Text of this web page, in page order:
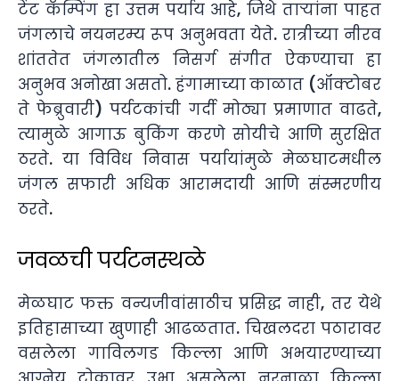
टेंट कॅम्पिंग हा उत्तम पर्याय आहे, जिथे ताऱ्यांना पाहत
जंगलाचे नयनरम्य रूप अनुभवता येते. रात्रीच्या नीरव
शांततेत जंगलातील निसर्ग संगीत ऐकण्याचा हा
अनुभव अनोखा असतो. हंगामाच्या काळात (ऑक्टोबर
ते फेब्रुवारी) पर्यटकांची गर्दी मोठ्या प्रमाणात वाढते,
त्यामुळे आगाऊ बुकिंग करणे सोयीचे आणि सुरक्षित
ठरते. या विविध निवास पर्यायांमुळे मेळघाटमधील
जंगल सफारी अधिक आरामदायी आणि संस्मरणीय
ठरते.
जवळची पर्यटनस्थळे
मेळघाट फक्त वन्यजीवांसाठीच प्रसिद्ध नाही, तर येथे
इतिहासाच्या खुणाही आढळतात. चिखलदरा पठारावर
वसलेला गाविलगड किल्ला आणि अभयारण्याच्या